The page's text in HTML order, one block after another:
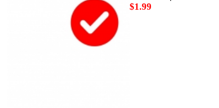
$1.99